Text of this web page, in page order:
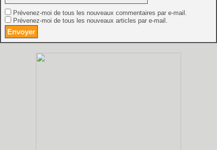
Prévenez-moi de tous les nouveaux commentaires par e-mail.
Prévenez-moi de tous les nouveaux articles par e-mail.